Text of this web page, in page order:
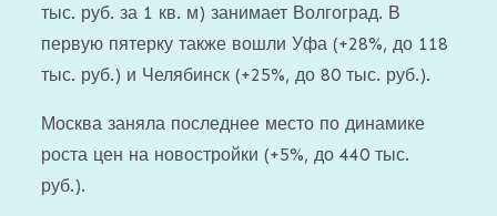
тыс. руб. за 1 кв. м) занимает Волгоград. В
первую пятерку также вошли Уфа (+28%, до 118
тыс. руб.) и Челябинск (+25%, до 80 тыс. руб.).
Москва заняла последнее место по динамике
роста цен на новостройки (+5%, до 440 тыс.
руб.).